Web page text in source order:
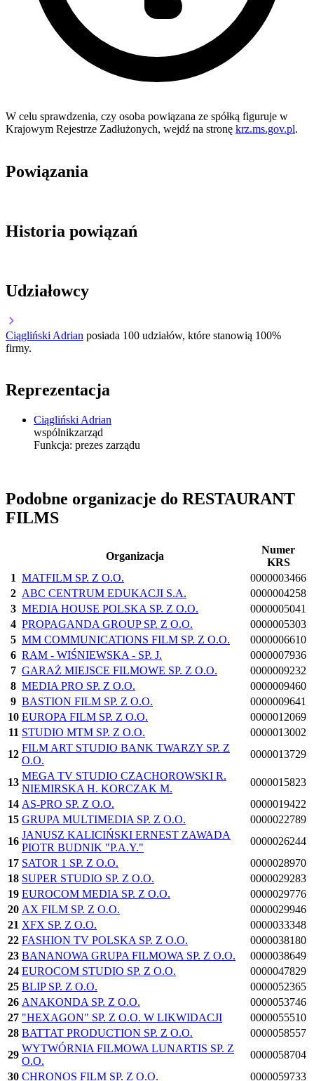
W celu sprawdzenia, czy osoba powiązana ze spółką figuruje w
Krajowym Rejestrze Zadłużonych, wejdź na stronę krz.ms.gov.pl.
Powiązania
Historia powiązań
Udziałowcy
Ciągliński Adrian posiada 100 udziałów, które stanowią 100%
firmy.
Reprezentacja
Ciągliński Adrian
wspólnikzarząd
Funkcja: prezes zarządu
Podobne organizacje do RESTAURANT
FILMS
Organizacja
Numer
KRS
1 MATFILM SP. Z O.O.
0000003466
2 ABC CENTRUM EDUKACJI S.A.
0000004258
3 MEDIA HOUSE POLSKA SP. Z O.O.
0000005041
4 PROPAGANDA GROUP SP. Z O.O.
0000005303
5 MM COMMUNICATIONS FILM SP. Z O.O.
0000006610
6 RAM - WIŚNIEWSKA - SP. J.
0000007936
7 GARAŻ MIEJSCE FILMOWE SP. Z O.O.
0000009232
8 MEDIA PRO SP. Z O.O.
0000009460
9 BASTION FILM SP. Z O.O.
0000009641
10 EUROPA FILM SP. Z O.O.
0000012069
11 STUDIO MTM SP. Z O.O.
0000013002
12
FILM ART STUDIO BANK TWARZY SP. Z
O.O.
0000013729
13
MEGA TV STUDIO CZACHOROWSKI R.
NIEMIRSKA H. KORCZAK M.
0000015823
14 AS-PRO SP. Z O.O.
0000019422
15 GRUPA MULTIMEDIA SP. Z O.O.
0000022789
16
JANUSZ KALICIŃSKI ERNEST ZAWADA
PIOTR BUDNIK "P.A.Y."
0000026244
17 SATOR 1 SP. Z O.O.
0000028970
18 SUPER STUDIO SP. Z O.O.
0000029283
19 EUROCOM MEDIA SP. Z O.O.
0000029776
20 AX FILM SP. Z O.O.
0000029946
21 XFX SP. Z O.O.
0000033348
22 FASHION TV POLSKA SP. Z O.O.
0000038180
23 BANANOWA GRUPA FILMOWA SP. Z O.O.
0000038649
24 EUROCOM STUDIO SP. Z O.O.
0000047829
25 BLIP SP. Z O.O.
0000052365
26 ANAKONDA SP. Z O.O.
0000053746
27 "HEXAGON" SP. Z O.O. W LIKWIDACJI
0000055510
28 BATTAT PRODUCTION SP. Z O.O.
0000058557
29
WYTWÓRNIA FILMOWA LUNARTIS SP. Z
O.O.
0000058704
30 CHRONOS FILM SP. Z O.O. 0000059733